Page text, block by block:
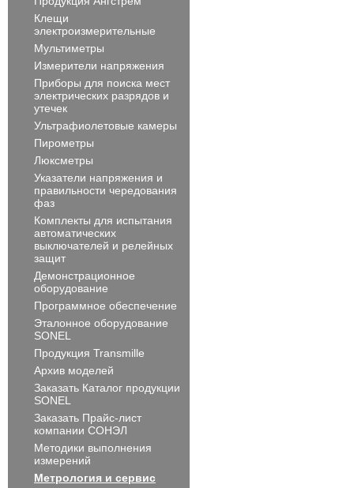
Клещи
электроизмерительные
Мультиметры
Измерители напряжения
Приборы для поиска мест
электрических разрядов и
утечек
Ультрафиолетовые камеры
Пирометры
Люксметры
Указатели напряжения и
правильности чередования
фаз
Комплекты для испытания
автоматических
выключателей и релейных
защит
Демонстрационное
оборудование
Программное обеспечение
Эталонное оборудование
SONEL
Продукция Transmille
Архив моделей
Заказать Каталог продукции
SONEL
Заказать Прайс-лист
компании СОНЭЛ
Методики выполнения
измерений
Метрология и сервис